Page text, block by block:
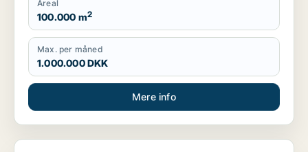
Areal
100.000 m2
Max. per måned
1.000.000 DKK
Mere info